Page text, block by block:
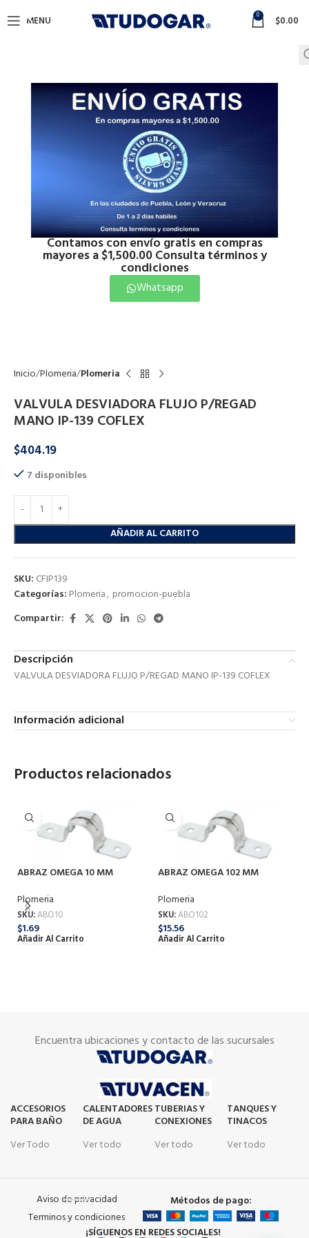
Contamos con envío gratis en compras
mayores a $1,500.00 Consulta términos y
condiciones
Whatsapp
MENU 0 $0.00
Inicio Plomeria Plomeria
VALVULA DESVIADORA FLUJO P/REGAD
MANO IP-139 COFLEX
$404.19
7 disponibles
AÑADIR AL CARRITO
SKU: CFIP139
Categorías: Plomeria, promocion-puebla
Compartir:
Descripción
VALVULA DESVIADORA FLUJO P/REGAD MANO IP-139 COFLEX
Información adicional
Productos relacionados
ABRAZ OMEGA 10 MM
Plomeria
SKU:ABO10
$1.69
Añadir Al Carrito
ABRAZ OMEGA 102 MM
Plomeria
SKU:ABO102
$15.56
Añadir Al Carrito
Encuentra ubicaciones y contacto de las sucursales
ACCESORIOS
PARA BAÑO
Ver Todo
CALENTADORES
DE AGUA
Ver todo
TUBERIAS Y
CONEXIONES
Ver todo
TANQUES Y
TINACOS
Ver todo
Aviso de privacidad
Terminos y condiciones
Métodos de pago:
¡SÍGUENOS EN REDES SOCIALES!